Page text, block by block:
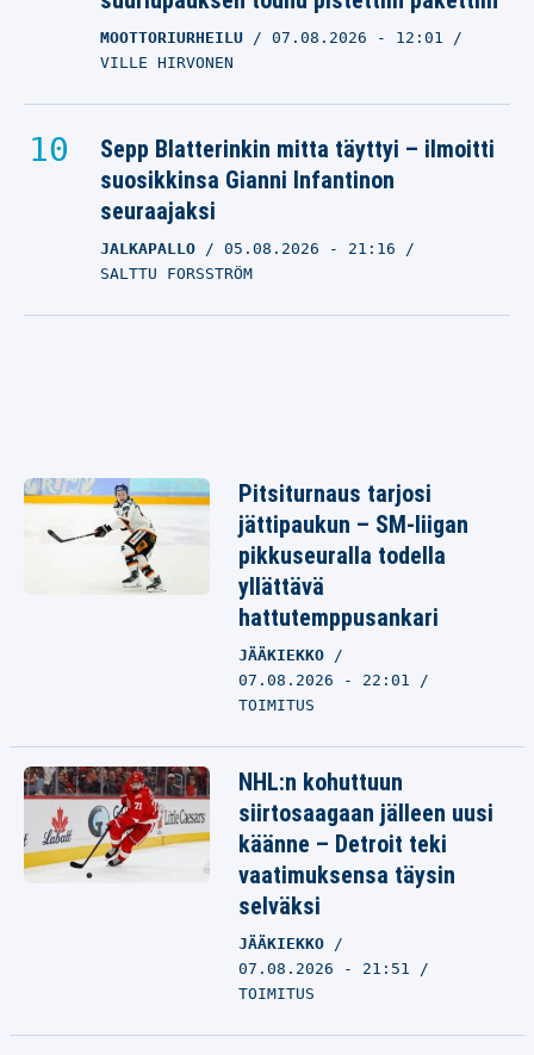
MOOTTORIURHEILU 07.08.2026 - 12:01
VILLE HIRVONEN
Sepp Blatterinkin mitta täyttyi – ilmoitti
suosikkinsa Gianni Infantinon
seuraajaksi
JALKAPALLO 05.08.2026 - 21:16
SALTTU FORSSTRÖM
Pitsiturnaus tarjosi
jättipaukun – SM-liigan
pikkuseuralla todella
yllättävä
hattutemppusankari
JÄÄKIEKKO
07.08.2026 - 22:01
TOIMITUS
NHL:n kohuttuun
siirtosaagaan jälleen uusi
käänne – Detroit teki
vaatimuksensa täysin
selväksi
JÄÄKIEKKO
07.08.2026 - 21:51
TOIMITUS